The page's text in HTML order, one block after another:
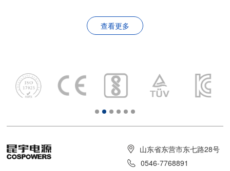
查看更多
山东省东营市东七路28号
0546-7768891